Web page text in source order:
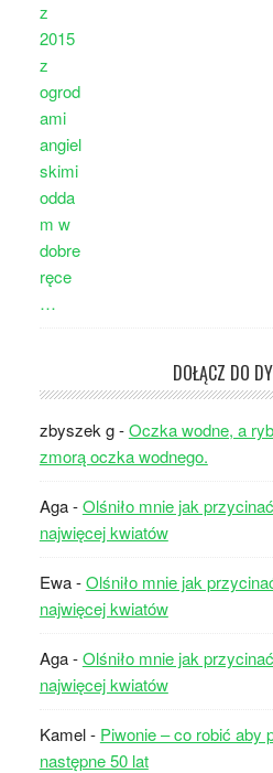
DOŁĄCZ DO
zbyszek g-Oczka wodne, a
zmorą oczka wodnego.
Aga-Olśniło mnie jak
najwięcej kwiatów
Ewa-Olśniło mnie jak
najwięcej kwiatów
Aga-Olśniło mnie jak
najwięcej kwiatów
Kamel- Piwonie – co robić aby
następne 50 lat